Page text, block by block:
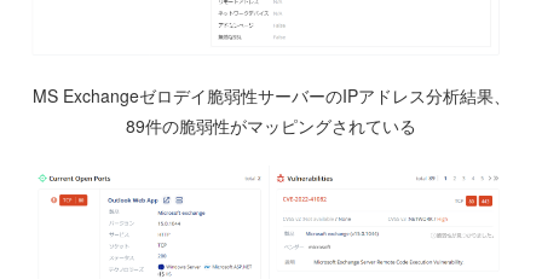
MS Exchangeゼロデイ脆弱性サーバーのIPアドレス分析結果、
89件の脆弱性がマッピングされている